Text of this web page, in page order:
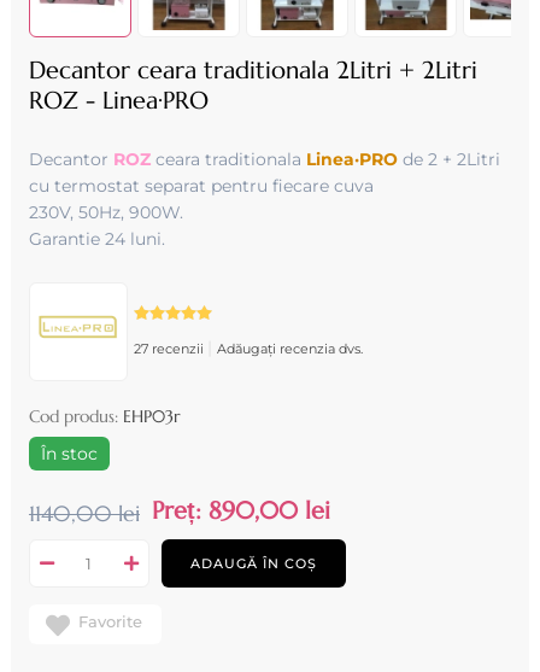
Decantor ceara traditionala 2Litri + 2Litri
ROZ - Linea·PRO
Decantor ROZceara traditionala Linea·PROde 2 + 2Litri
cu termostat separat pentru fiecare cuva
230V, 50Hz, 900W.
Garantie 24 luni.
27 recenzii Adăugați recenzia dvs.
Cod produs: EHP03r
În stoc
1140,00 lei Preț: 890,00 lei
ADAUGĂ ÎN COȘ
Favorite